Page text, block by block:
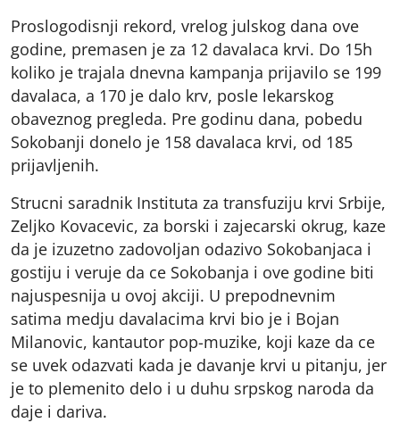
Proslogodisnji rekord, vrelog julskog dana ove
godine, premasen je za 12 davalaca krvi. Do 15h
koliko je trajala dnevna kampanja prijavilo se 199
davalaca, a 170 je dalo krv, posle lekarskog
obaveznog pregleda. Pre godinu dana, pobedu
Sokobanji donelo je 158 davalaca krvi, od 185
prijavljenih.
Strucni saradnik Instituta za transfuziju krvi Srbije,
Zeljko Kovacevic, za borski i zajecarski okrug, kaze
da je izuzetno zadovoljan odazivo Sokobanjaca i
gostiju i veruje da ce Sokobanja i ove godine biti
najuspesnija u ovoj akciji. U prepodnevnim
satima medju davalacima krvi bio je i Bojan
Milanovic, kantautor pop-muzike, koji kaze da ce
se uvek odazvati kada je davanje krvi u pitanju, jer
je to plemenito delo i u duhu srpskog naroda da
daje i dariva.